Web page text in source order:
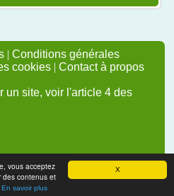
X
vous acceptez
des contenus et
En savoir plus
| Conditions générales
cookies | Contact à propos
un site, voir l'article 4 des